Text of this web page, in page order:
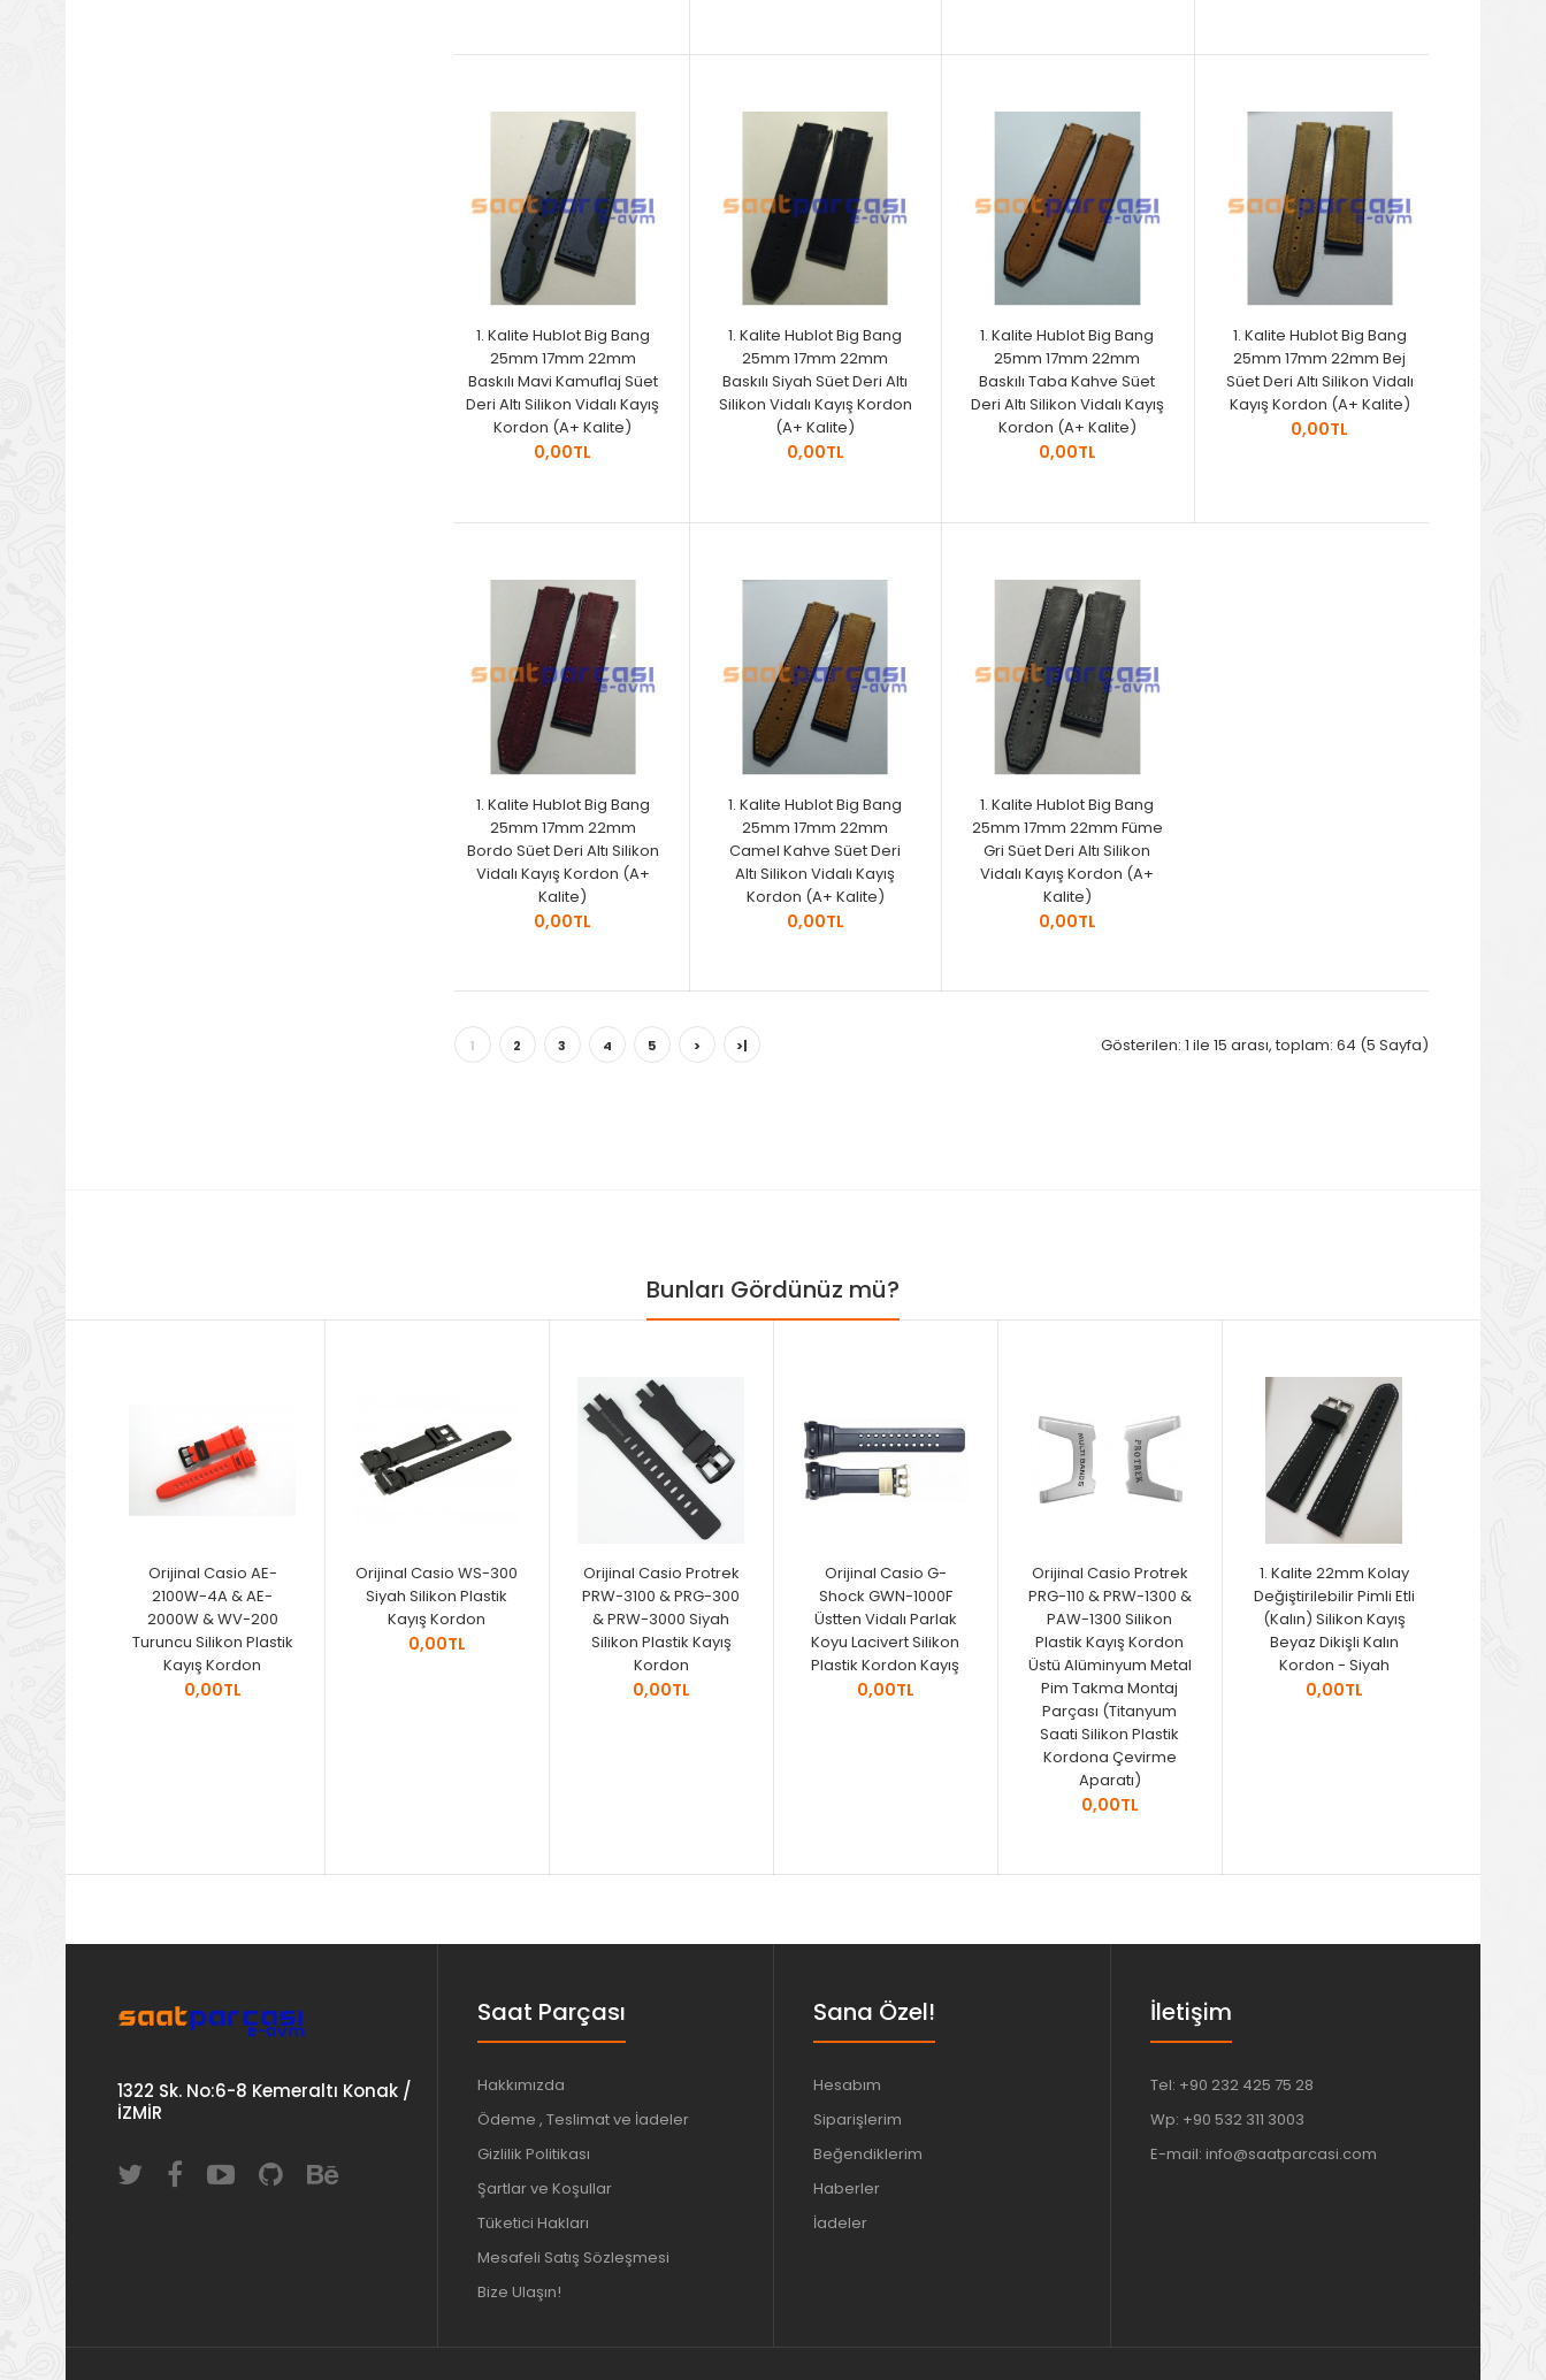
1. Kalite Hublot Big Bang
25mm 17mm 22mm
Baskılı Mavi Kamuflaj Süet
Deri Altı Silikon Vidalı Kayış
Kordon (A+ Kalite)
0,00TL
1. Kalite Hublot Big Bang
25mm 17mm 22mm
Baskılı Siyah Süet Deri Altı
Silikon Vidalı Kayış Kordon
(A+ Kalite)
0,00TL
1. Kalite Hublot Big Bang
25mm 17mm 22mm
Baskılı Taba Kahve Süet
Deri Altı Silikon Vidalı Kayış
Kordon (A+ Kalite)
0,00TL
1. Kalite Hublot Big Bang
25mm 17mm 22mm Bej
Süet Deri Altı Silikon Vidalı
Kayış Kordon (A+ Kalite)
0,00TL
1. Kalite Hublot Big Bang
25mm 17mm 22mm
Bordo Süet Deri Altı Silikon
Vidalı Kayış Kordon (A+
Kalite)
0,00TL
1. Kalite Hublot Big Bang
25mm 17mm 22mm
Camel Kahve Süet Deri
Altı Silikon Vidalı Kayış
Kordon (A+ Kalite)
0,00TL
1. Kalite Hublot Big Bang
25mm 17mm 22mm Füme
Gri Süet Deri Altı Silikon
Vidalı Kayış Kordon (A+
Kalite)
0,00TL
1 2 3 4 5 > >| Gösterilen: 1 ile 15 arası, toplam: 64 (5 Sayfa)
Bunları Gördünüz mü?
Orijinal Casio AE-
2100W-4A & AE-
2000W & WV-200
Turuncu Silikon Plastik
Kayış Kordon
0,00TL
Orijinal Casio WS-300
Siyah Silikon Plastik
Kayış Kordon
0,00TL
Orijinal Casio Protrek
PRW-3100 & PRG-300
& PRW-3000 Siyah
Silikon Plastik Kayış
Kordon
0,00TL
Orijinal Casio G-
Shock GWN-1000F
Üstten Vidalı Parlak
Koyu Lacivert Silikon
Plastik Kordon Kayış
0,00TL
Orijinal Casio Protrek
PRG-110 & PRW-1300 &
PAW-1300 Silikon
Plastik Kayış Kordon
Üstü Alüminyum Metal
Pim Takma Montaj
Parçası (Titanyum
Saati Silikon Plastik
Kordona Çevirme
Aparatı)
0,00TL
1. Kalite 22mm Kolay
Değiştirilebilir Pimli Etli
(Kalın) Silikon Kayış
Beyaz Dikişli Kalın
Kordon - Siyah
0,00TL
1322 Sk. No:6-8 Kemeraltı Konak /
İZMİR
Saat Parçası
Hakkımızda
Ödeme , Teslimat ve İadeler
Gizlilik Politikası
Şartlar ve Koşullar
Tüketici Hakları
Mesafeli Satış Sözleşmesi
Bize Ulaşın!
Sana Özel!
Hesabım
Siparişlerim
Beğendiklerim
Haberler
İadeler
İletişim
Tel: +90 232 425 75 28
Wp: +90 532 311 3003
E-mail: info@saatparcasi.com